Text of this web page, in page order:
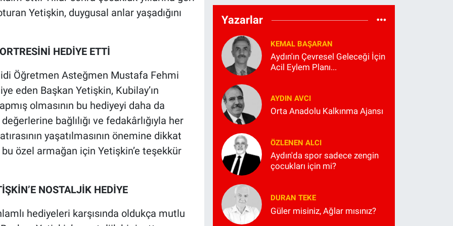
Yetişkin, duygusal anlar yaşadığını
HEDİYE ETTİ
Öğretmen Asteğmen Mustafa Fehmi
eden Başkan Yetişkin, Kubilay’ın
olmasının bu hediyeyi daha da
bağlılığı ve fedakârlığıyla her
yaşatılmasının önemine dikkat
özel armağan için Yetişkin’e teşekkür
NOSTALJİK HEDİYE
hediyeleri karşısında oldukça mutlu
Yazarlar
KEMAL BAŞARAN
Aydın'ın Çevresel Geleceği İçin
Acil Eylem Planı...
AYDIN AVCI
Orta Anadolu Kalkınma Ajansı
ÖZLENEN ALCI
Aydın'da spor sadece zengin
çocukları için mi?
DURAN TEKE
Güler misiniz, Ağlar mısınız?